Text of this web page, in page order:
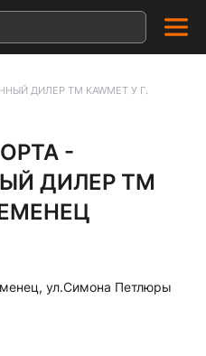
ДИЛЕР ТМ KAWMET У Г.
-
-
ДИЛЕР ТМ
ул.Симона Петлюры